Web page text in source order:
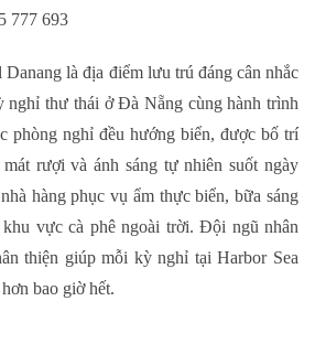
777 693
là địa điểm lưu trú đáng cân nhắc
nghỉ thư thái ở Đà Nẵng cùng hành trình
phòng nghỉ đều hướng biển, được bố trí
rượi và ánh sáng tự nhiên suốt ngày
hàng phục vụ ẩm thực biển, bữa sáng
vực cà phê ngoài trời. Đội ngũ nhân
thiện giúp mỗi kỳ nghỉ tại Harbor Sea
bao giờ hết.